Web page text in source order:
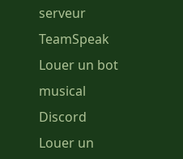
serveur
TeamSpeak
Louer un bot
musical
Discord
Louer un